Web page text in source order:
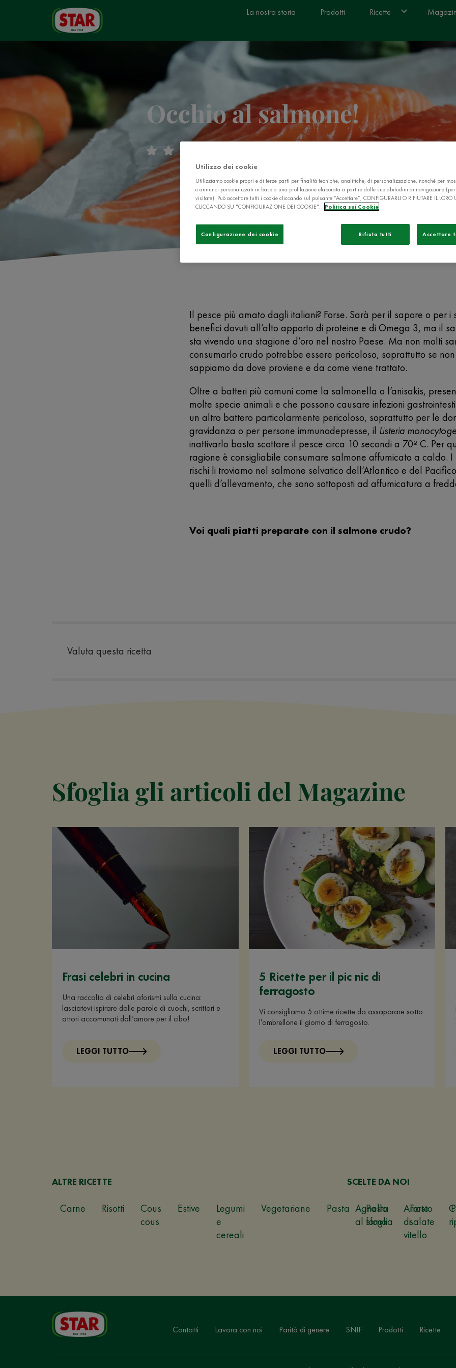
La nostra storia Prodotti Ricette
Occhio al salmone!
Il pesce più amato dagli italiani? Forse. Sarà per il sapore o per i
benefici dovuti all’alto apporto di proteine e di Omega 3, ma il
sta vivendo una stagione d’oro nel nostro Paese. Ma non molti
consumarlo crudo potrebbe essere pericoloso, soprattutto se non
sappiamo da dove proviene e da come viene trattato.
Oltre a batteri più comuni come la salmonella o l’anisakis,
molte specie animali e che possono causare infezioni
un altro battero particolarmente pericoloso, soprattutto per le
gravidanza o per persone immunodepresse, il Listeria
inattivarlo basta scottare il pesce circa 10 secondi a 70º C. Per
ragione è consigliabile consumare salmone affumicato a caldo. I
rischi li troviamo nel salmone selvatico dell’Atlantico e del
quelli d’allevamento, che sono sottoposti ad affumicatura a
Voi quali piatti preparate con il salmone crudo?
Valuta questa ricetta
Sfoglia gli articoli del Magazine
Frasi celebri in cucina
Una raccolta di celebri aforismi sulla cucina:
lasciatevi ispirare dalle parole di cuochi, scrittori e
attori accomunati dall’amore per il cibo!
LEGGI TUTTO
5 Ricette per il pic nic di
ferragosto
Vi consigliamo 5 ottime ricette da assaporare sotto
l'ombrellone il giorno di ferragosto.
LEGGI TUTTO
ALTRE RICETTE
Carne Risotti
Cous
cous
Estive
Legumi
e
cereali
Vegetariane Pasta
Pasta
sfoglia
Torte
salate
SCELTE DA NOI
Agnello
al forno
Arrosto
di
vitello
Contatti Lavora con noi Parità di genere SNIF Prodotti Ricette
Utilizzo dei cookie
Utilizziamo cookie propri e di terze parti per finalità tecniche, analitiche, di personalizzazione, nonché per
e annunci personalizzati in base a una profilazione elaborata a partire dalle sue abitudini di navigazione
visitate). Può accettare tutti i cookie cliccando sul pulsante “Accettare”, CONFIGURARLI O RIFIUTARE IL LORO
CLICCANDO SU "CONFIGURAZIONE DEI COOKIE".
Politica sui Cookie
Rifiuta tutti Accettare
Configurazione dei cookie